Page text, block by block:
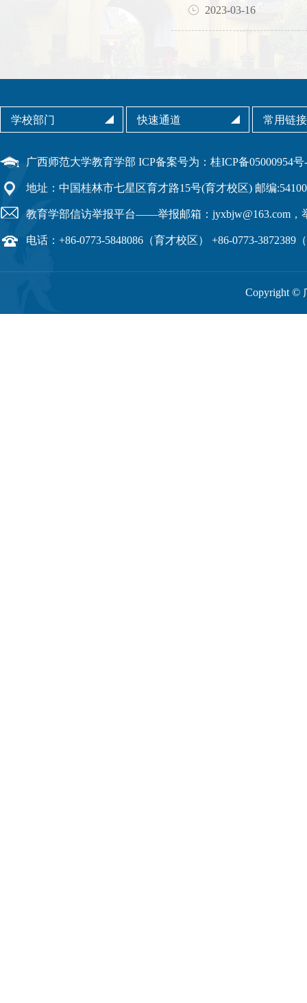
2023-03-16
广西师范大学教育学部 ICP备案号为：桂ICP备05000954号
地址：中国桂林市七星区育才路15号(育才校区) 邮编
教育学部信访举报平台——举报邮箱：jyxbjw@163.com，
电话：+86-0773-5848086（育才校区） +86-0773-3872389
Copyright ©